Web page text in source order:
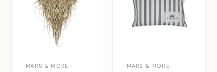
MARS & MORE MARS & MORE